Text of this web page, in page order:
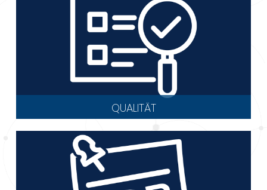
QUALITÄT